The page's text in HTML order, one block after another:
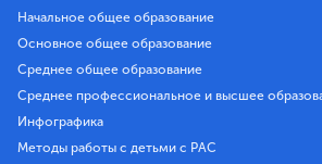
Начальное общее образование
Основное общее образование
Среднее общее образование
Среднее профессиональное и высшее
Инфографика
Методы работы с детьми с РАС